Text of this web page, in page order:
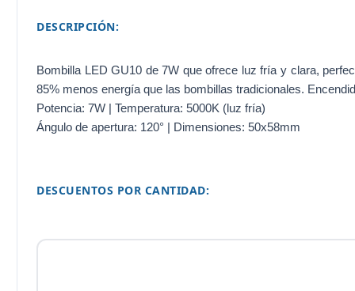
DESCRIPCIÓN:
Bombilla LED GU10 de 7W que ofrece luz fría y clara,
85% menos energía que las bombillas tradicionales.
Potencia: 7W | Temperatura: 5000K (luz fría)
Ángulo de apertura: 120° | Dimensiones: 50x58mm
DESCUENTOS POR CANTIDAD: